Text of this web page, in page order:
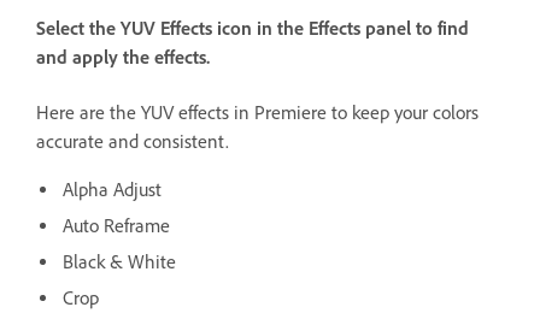
Select the YUV Effects icon in the Effects panel to find
and apply the effects.
Here are the YUV effects in Premiere to keep your colors
accurate and consistent.
Alpha Adjust
Auto Reframe
Black & White
Crop